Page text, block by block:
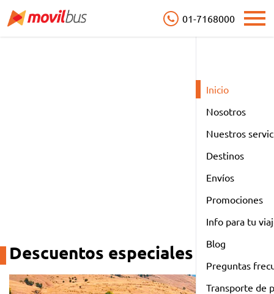
01-7168000
Descuentos especiales
prev
Inicio
Nosotros
Nuestros
Destinos
Envíos
Promociones
Info para tu
Blog
Preguntas
Transporte de